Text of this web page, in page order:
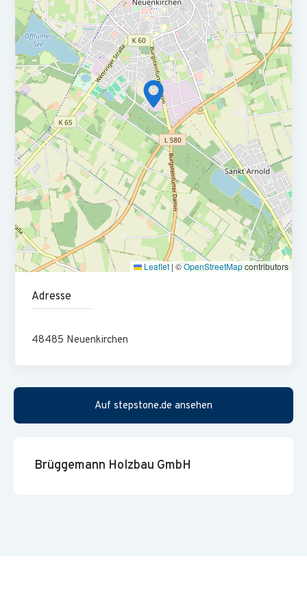
Du unterstützt das Team imVertragsmanagement
und bei der Betreuung der vertraglichen
Verhandlungenzwischen Auftraggeber und
Auftragnehmer
Du stellstPreisfragen bei unseren Planungs- und
Projektpartnern
Du erarbeitestSondervorschlägeund technische
Alternativen zur Optimierungvon Kosten,
Energieeffizienz und Nachhaltigkeit
Du passt zu uns, wenn...
...Du Bauingenieur*in, Architekt*in, Bautechniker*in,
Meister*in bist oder eine vergleichbare Ausbildung hast.
...Du über mehrjährige Erfahrung in der Kalkulation von
...Du umfangreiches Wissen über Hochbaukonstruktionen
Wesentliche hast.
...Du in der Lage bist, im Zuge der Kalkulation ein
[idealerweise RIB ITWO] hast.
Leaflet | ©OpenStreetMapcontributors
Adresse
48485 Neuenkirchen
Auf stepstone.de ansehen
Brüggemann Holzbau GmbH